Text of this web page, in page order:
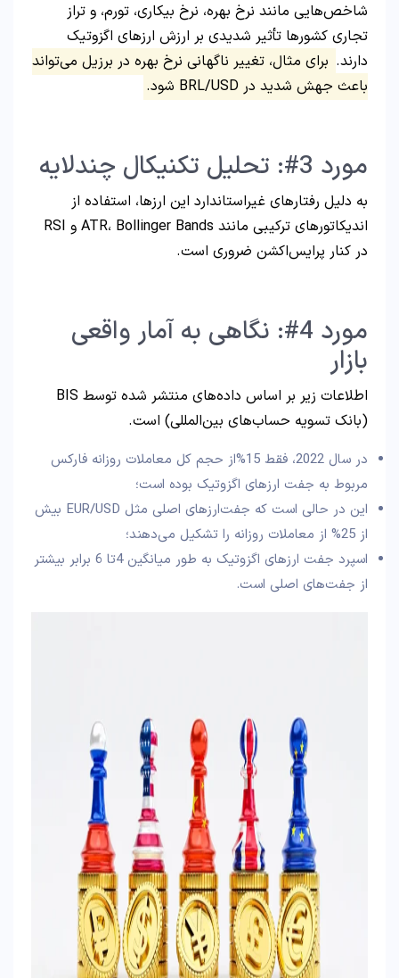
شاخص‌هایی مانند نرخ بهره، نرخ بیکاری، تورم، و تراز
تجاری کشورها تأثیر شدیدی بر ارزش ارزهای اگزوتیک
دارند. برای مثال، تغییر ناگهانی نرخ بهره در برزیل می‌تواند
باعث جهش شدید در BRL/USD شود.
مورد 3#: تحلیل تکنیکال چندلایه
به دلیل رفتارهای غیراستاندارد این ارزها، استفاده از
اندیکاتورهای ترکیبی مانند ATR، Bollinger Bands و RSI
در کنار پرایس‌اکشن ضروری است.
مورد 4#: نگاهی به آمار واقعی
بازار
اطلاعات زیر بر اساس داده‌های منتشر شده توسط BIS
(بانک تسویه حساب‌های بین‌المللی) است.
در سال 2022، فقط 15%از حجم کل معاملات روزانه فارکس
مربوط به جفت ارزهای اگزوتیک بوده است؛
این در حالی است که جفت‌ارزهای اصلی مثل EUR/USD بیش
از 25% از معاملات روزانه را تشکیل می‌دهند؛
اسپرد جفت ارزهای اگزوتیک به طور میانگین 4تا 6 برابر بیشتر
از جفت‌های اصلی است.